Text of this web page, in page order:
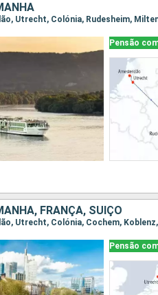
Utrecht, Colónia, Rudesheim,
Pensão
FRANÇA, SUÍÇO
Pensão